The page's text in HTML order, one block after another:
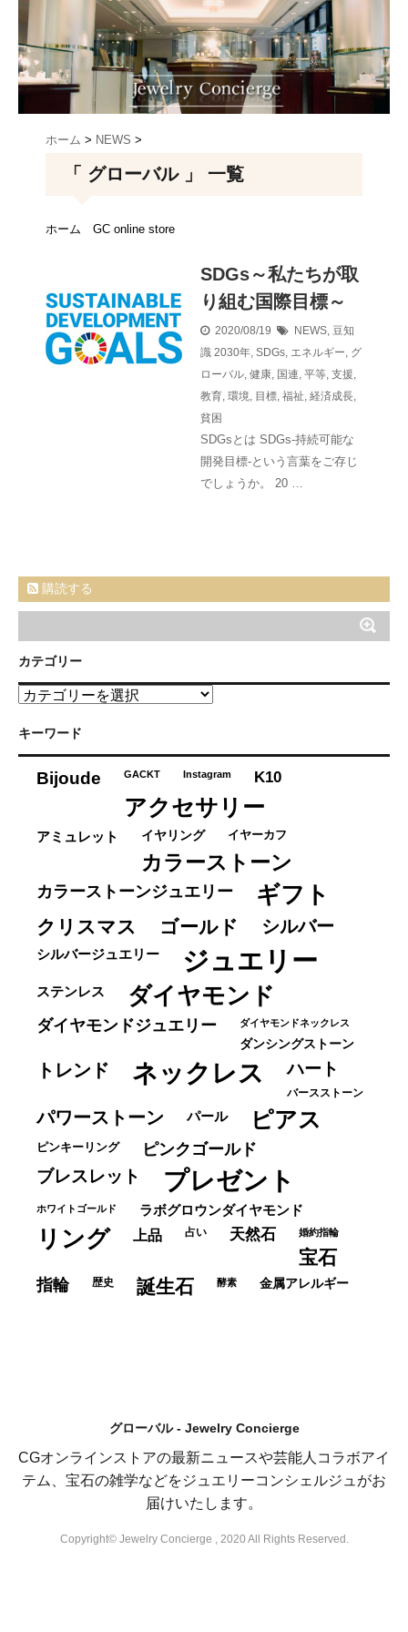
ホーム > NEWS >
「 グローバル 」 一覧
ホーム GC online store
SDGs～私たちが取
り組む国際目標～
2020/08/19 NEWS, 豆知
識 2030年, SDGs, エネルギー, グ
ローバル, 健康, 国連, 平等, 支援,
教育, 環境, 目標, 福祉, 経済成長,
貧困
SDGsとは SDGs-持続可能な
開発目標-という言葉をご存じ
でしょうか。 20 …
購読する
カテゴリー
カ
ゴ
キーワード
Bijoude GACKT Instagram K10
アクセサリー
アミュレット イヤリング イヤーカフ
カラーストーン
カラーストーンジュエリー ギフト
クリスマス ゴールド シルバー
シルバージュエリー ジュエリー
ステンレス ダイヤモンド
ダイヤモンドジュエリー ダイヤモンドネックレス
ダンシングストーン
トレンド ネックレス ハート
バースストーン
パワーストーン パール ピアス
ピンキーリング ピンクゴールド
ブレスレット プレゼント
ホワイトゴールド ラボグロウンダイヤモンド
リング 上品 占い 天然石 婚約指輪
宝石
指輪 歴史 誕生石 酵素 金属アレルギー
グローバル - Jewelry Concierge
CGオンラインストアの最新ニュースや芸能人コラボアイ
テム、宝石の雑学などをジュエリーコンシェルジュがお
届けいたします。
Copyright© Jewelry Concierge , 2020 All Rights Reserved.